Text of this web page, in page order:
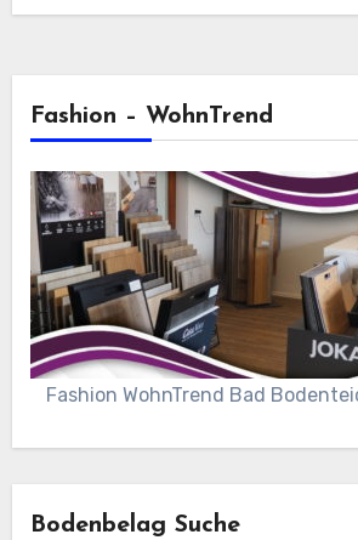
Fashion – WohnTrend
Fashion WohnTrend Bad
Bodenbelag Suche